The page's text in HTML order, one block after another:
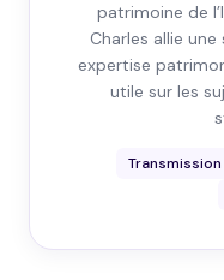
patrimoine de
Charles allie
expertise
utile sur les
Transmission